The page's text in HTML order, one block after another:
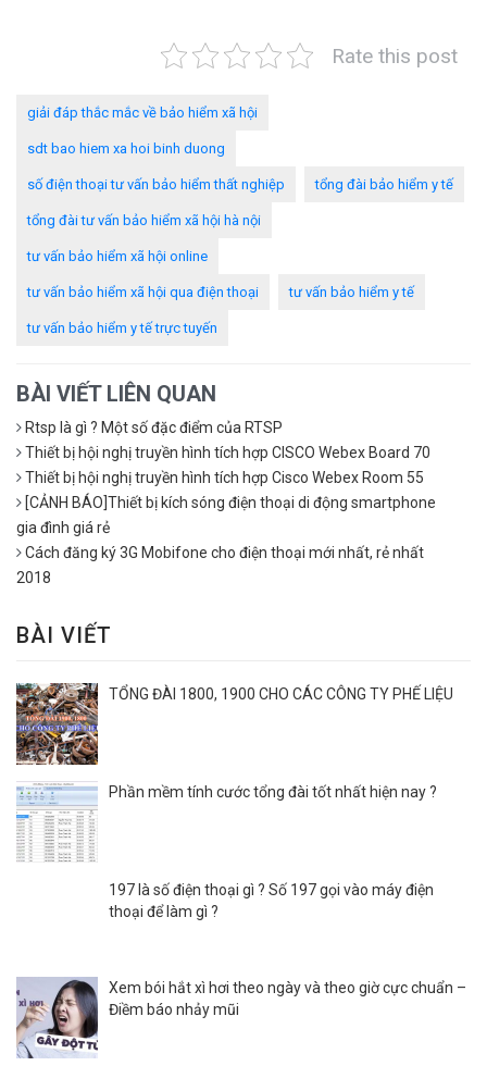
Rate this post
giải đáp thắc mắc về bảo hiểm xã hội
sdt bao hiem xa hoi binh duong
số điện thoại tư vấn bảo hiểm thất nghiệp tổng đài bảo hiểm y tế
tổng đài tư vấn bảo hiểm xã hội hà nội
tư vấn bảo hiểm xã hội online
tư vấn bảo hiểm xã hội qua điện thoại tư vấn bảo hiểm y tế
tư vấn bảo hiểm y tế trực tuyến
BÀI VIẾT LIÊN QUAN
Rtsp là gì ? Một số đặc điểm của RTSP
Thiết bị hội nghị truyền hình tích hợp CISCO Webex Board 70
Thiết bị hội nghị truyền hình tích hợp Cisco Webex Room 55
[CẢNH BÁO]Thiết bị kích sóng điện thoại di động smartphone
gia đình giá rẻ
Cách đăng ký 3G Mobifone cho điện thoại mới nhất, rẻ nhất
2018
BÀI VIẾT
TỔNG ĐÀI 1800, 1900 CHO CÁC CÔNG TY PHẾ LIỆU
Phần mềm tính cước tổng đài tốt nhất hiện nay ?
197 là số điện thoại gì ? Số 197 gọi vào máy điện
thoại để làm gì ?
Xem bói hắt xì hơi theo ngày và theo giờ cực chuẩn –
Điềm báo nhảy mũi